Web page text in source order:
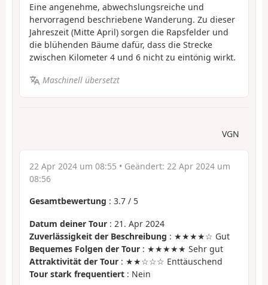
Eine angenehme, abwechslungsreiche und
hervorragend beschriebene Wanderung. Zu dieser
Jahreszeit (Mitte April) sorgen die Rapsfelder und
die blühenden Bäume dafür, dass die Strecke
zwischen Kilometer 4 und 6 nicht zu eintönig wirkt.
Maschinell übersetzt
VGN
22 Apr 2024 um 08:55 • Geändert: 22 Apr 2024 um
08:56
Gesamtbewertung : 3.7 / 5
Datum deiner Tour : 21. Apr 2024
Zuverlässigkeit der Beschreibung : ★★★★☆ Gut
Bequemes Folgen der Tour : ★★★★★ Sehr gut
Attraktivität der Tour : ★★☆☆☆ Enttäuschend
Tour stark frequentiert : Nein